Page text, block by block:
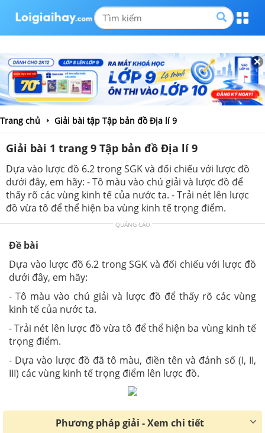
Trang chủ Giải bài tập Tập bản đồ Địa lí 9
Giải bài 1 trang 9 Tập bản đồ Địa lí 9
Dựa vào lược đồ 6.2 trong SGK và đối chiếu với lược đồ
dưới đây, em hãy: - Tô màu vào chú giải và lược đồ để
thấy rõ các vùng kinh tế của nước ta. - Trải nét lên lược
đồ vừa tô để thể hiện ba vùng kinh tế trọng điểm.
QUẢNG CÁO
Đề bài
Dựa vào lược đồ 6.2 trong SGK và đối chiếu với lược đồ
dưới đây, em hãy:
- Tô màu vào chú giải và lược đồ để thấy rõ các vùng
kinh tế của nước ta.
- Trải nét lên lược đồ vừa tô để thể hiện ba vùng kinh tế
trọng điểm.
- Dựa vào lược đồ đã tô màu, điền tên và đánh số (I, II,
III) các vùng kinh tế trọng điểm lên lược đồ.
Phương pháp giải - Xem chi tiết